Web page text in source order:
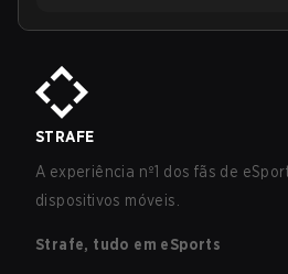
STRAFE
A experiência nº1 dos fãs de
dispositivos móveis.
Strafe, tudo em eSports